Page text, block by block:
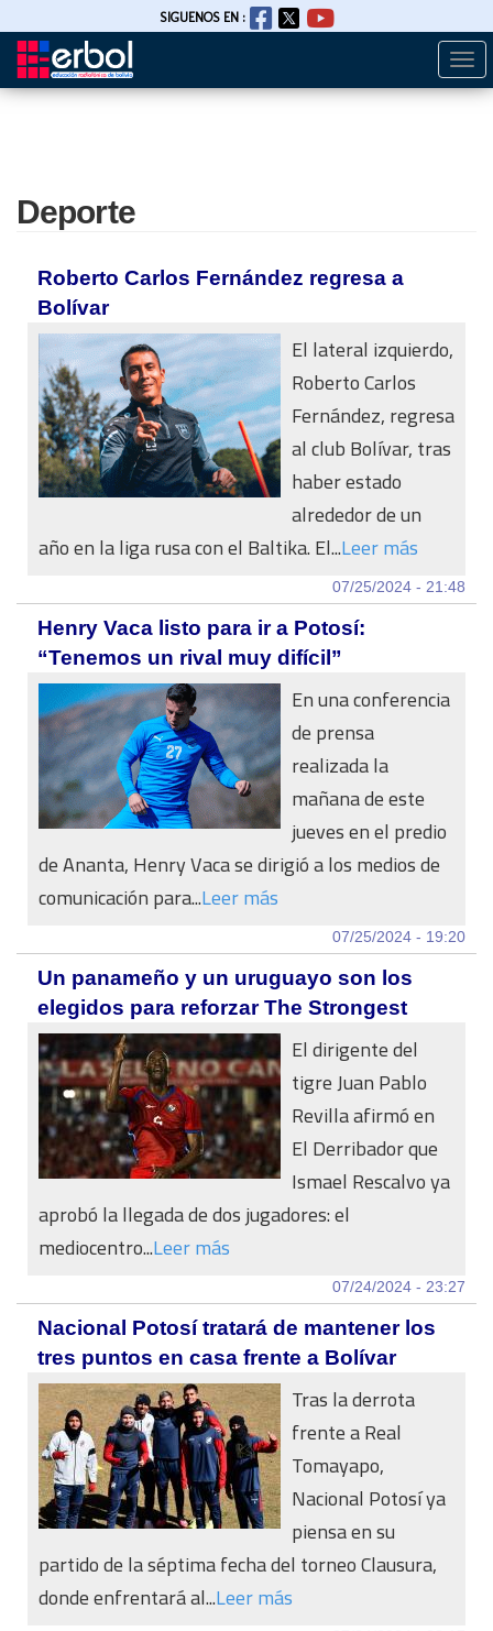
Pasar
SIGUENOS EN :
Deporte
Roberto Carlos Fernández regresa a
Bolívar
El lateral izquierdo,
Roberto Carlos
Fernández, regresa
al club Bolívar, tras
haber estado
alrededor de un
año en la liga rusa con el Baltika. El...Leer más
07/25/2024 - 21:48
Henry Vaca listo para ir a Potosí:
“Tenemos un rival muy difícil”
En una conferencia
de prensa
realizada la
mañana de este
jueves en el predio
de Ananta, Henry Vaca se dirigió a los medios de
comunicación para...Leer más
07/25/2024 - 19:20
Un panameño y un uruguayo son los
elegidos para reforzar The Strongest
El dirigente del
tigre Juan Pablo
Revilla afirmó en
El Derribador que
Ismael Rescalvo ya
aprobó la llegada de dos jugadores: el
mediocentro...Leer más
07/24/2024 - 23:27
Nacional Potosí tratará de mantener los
tres puntos en casa frente a Bolívar
Tras la derrota
frente a Real
Tomayapo,
Nacional Potosí ya
piensa en su
partido de la séptima fecha del torneo Clausura,
donde enfrentará al...Leer más